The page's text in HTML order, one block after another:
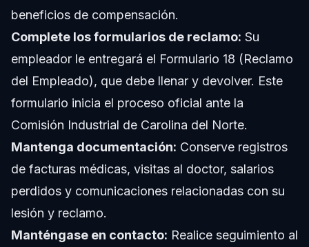
beneficios de compensación.
Complete los formularios de reclamo: Su
empleador le entregará el Formulario 18 (Reclamo
del Empleado), que debe llenar y devolver. Este
formulario inicia el proceso oficial ante la
Comisión Industrial de Carolina del Norte.
Mantenga documentación: Conserve registros
de facturas médicas, visitas al doctor, salarios
perdidos y comunicaciones relacionadas con su
lesión y reclamo.
Manténgase en contacto: Realice seguimiento al